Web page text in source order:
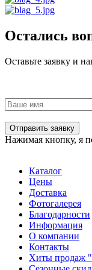
Остались
Оставьте заявку и
Отправить заявку
Нажимая кнопку, я
Каталог
Цены
Доставка
Фотогалерея
Благодарности
Информация
О компании
Контакты
Хиты продаж